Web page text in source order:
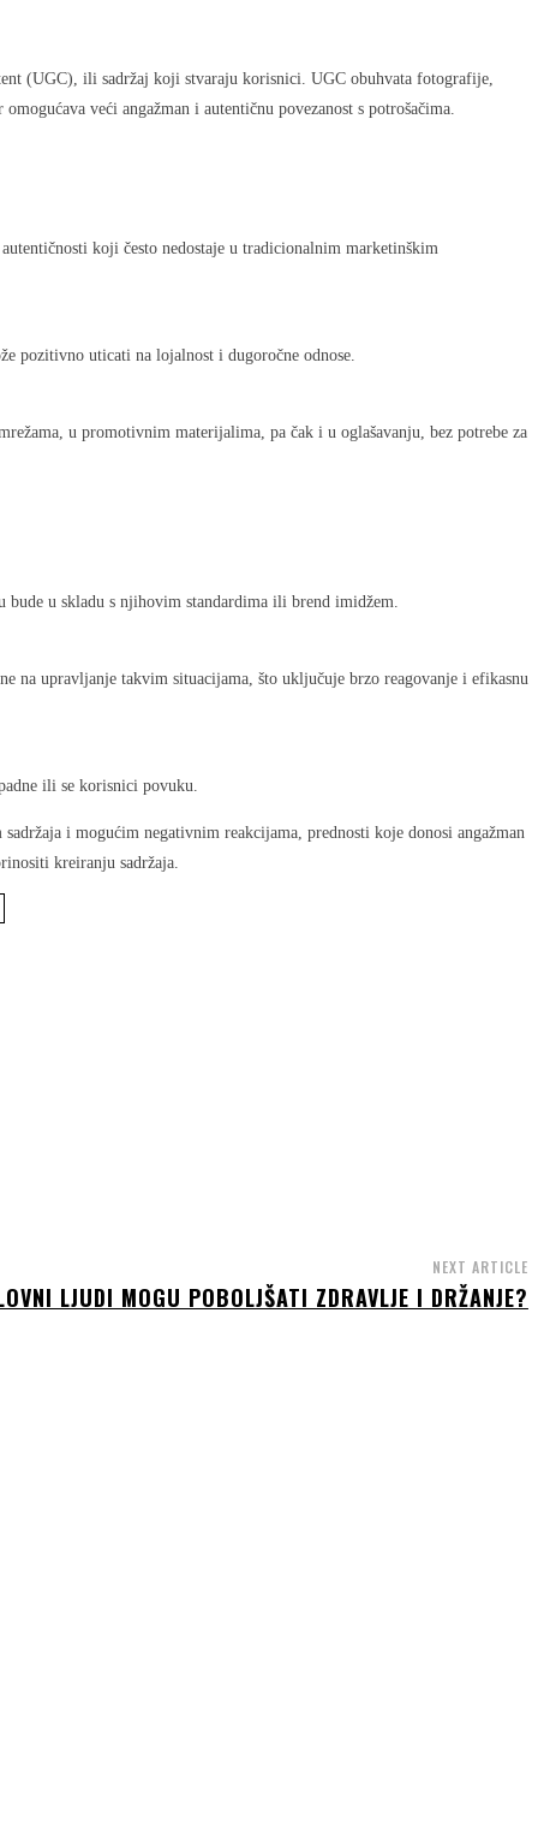
(UGC), ili sadržaj koji stvaraju korisnici. UGC obuhvata fotografije,
veći angažman i autentičnu povezanost s potrošačima.
koji često nedostaje u tradicionalnim marketinškim
pozitivno uticati na lojalnost i dugoročne odnose.
u promotivnim materijalima, pa čak i u oglašavanju, bez potrebe za
u skladu s njihovim standardima ili brend imidžem.
na upravljanje takvim situacijama, što uključuje brzo reagovanje i efikasnu
ili se korisnici povuku.
i mogućim negativnim reakcijama, prednosti koje donosi angažman
kreiranju sadržaja.
NEXT ARTICLE
LJUDI MOGU POBOLJŠATI ZDRAVLJE I DRŽANJE?